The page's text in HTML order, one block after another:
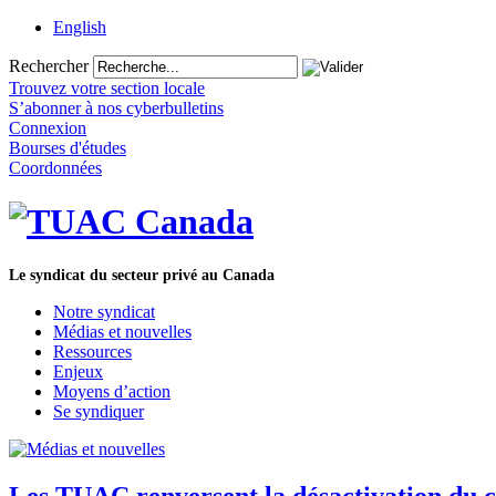
English
Rechercher
Trouvez votre section locale
S’abonner à nos cyberbulletins
Connexion
Bourses d'études
Coordonnées
Le syndicat du secteur privé au Canada
Notre syndicat
Médias et nouvelles
Ressources
Enjeux
Moyens d’action
Se syndiquer